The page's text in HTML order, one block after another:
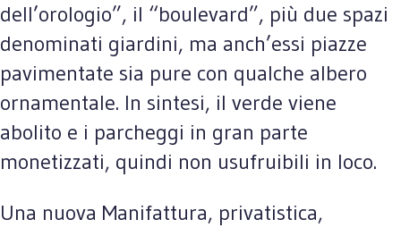
dell’orologio”, il “boulevard”, più due spazi
denominati giardini, ma anch’essi piazze
pavimentate sia pure con qualche albero
ornamentale. In sintesi, il verde viene
abolito e i parcheggi in gran parte
monetizzati, quindi non usufruibili in loco.
Una nuova Manifattura, privatistica,